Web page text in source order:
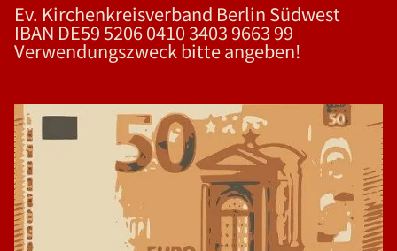
Ev. Kirchenkreisverband Berlin Südwest
IBAN DE59 5206 0410 3403 9663 99
Verwendungszweck bitte angeben!